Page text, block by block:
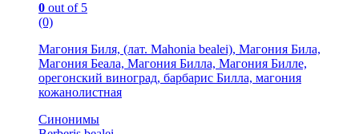
0 out of 5
(0)
Магония Биля, (лат. Mahonia bealei), Магония Била,
Магония Беала, Магония Билла, Магония Билле,
орегонский виноград, барбарис Билла, магония
кожанолистная
Синонимы